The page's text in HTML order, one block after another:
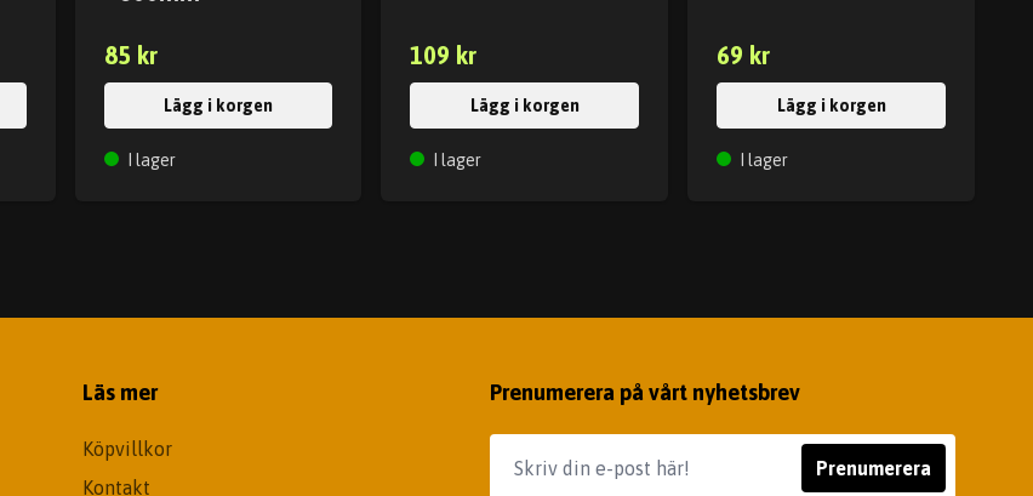
85 kr
Lägg i korgen
I lager
109 kr
Lägg i korgen
I lager
69 kr
Lägg i korgen
I lager
Läs mer
Köpvillkor
Kontakt
Prenumerera på vårt nyhetsbrev
Prenumerera